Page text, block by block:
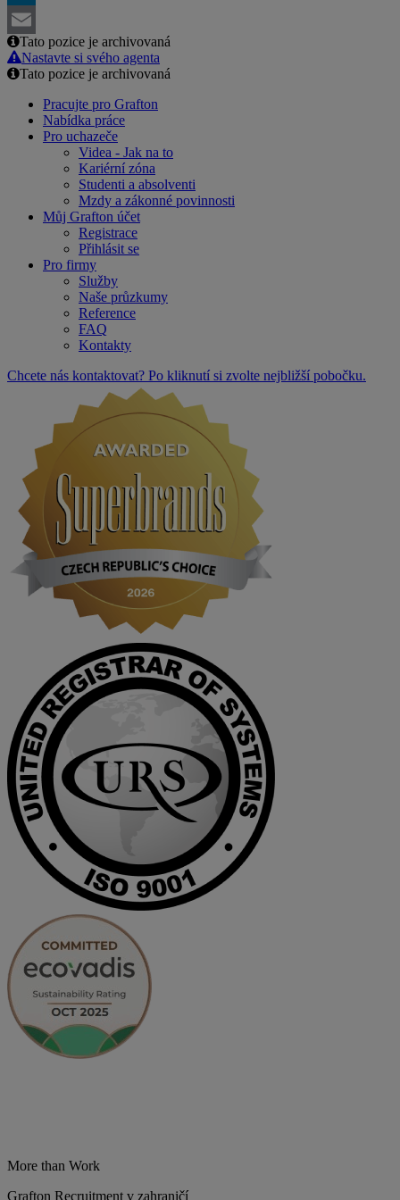
LinkedIn
Email
Tato pozice je archivovaná
Nastavte si svého agenta
Tato pozice je archivovaná
Pracujte pro Grafton
Nabídka práce
Pro uchazeče
Videa - Jak na to
Kariérní zóna
Studenti a absolventi
Mzdy a zákonné povinnosti
Můj Grafton účet
Registrace
Přihlásit se
Pro firmy
Služby
Naše průzkumy
Reference
FAQ
Kontakty
Chcete nás kontaktovat? Po kliknutí si zvolte nejbližší pobočku.
More than Work
Grafton Recruitment v zahraničí